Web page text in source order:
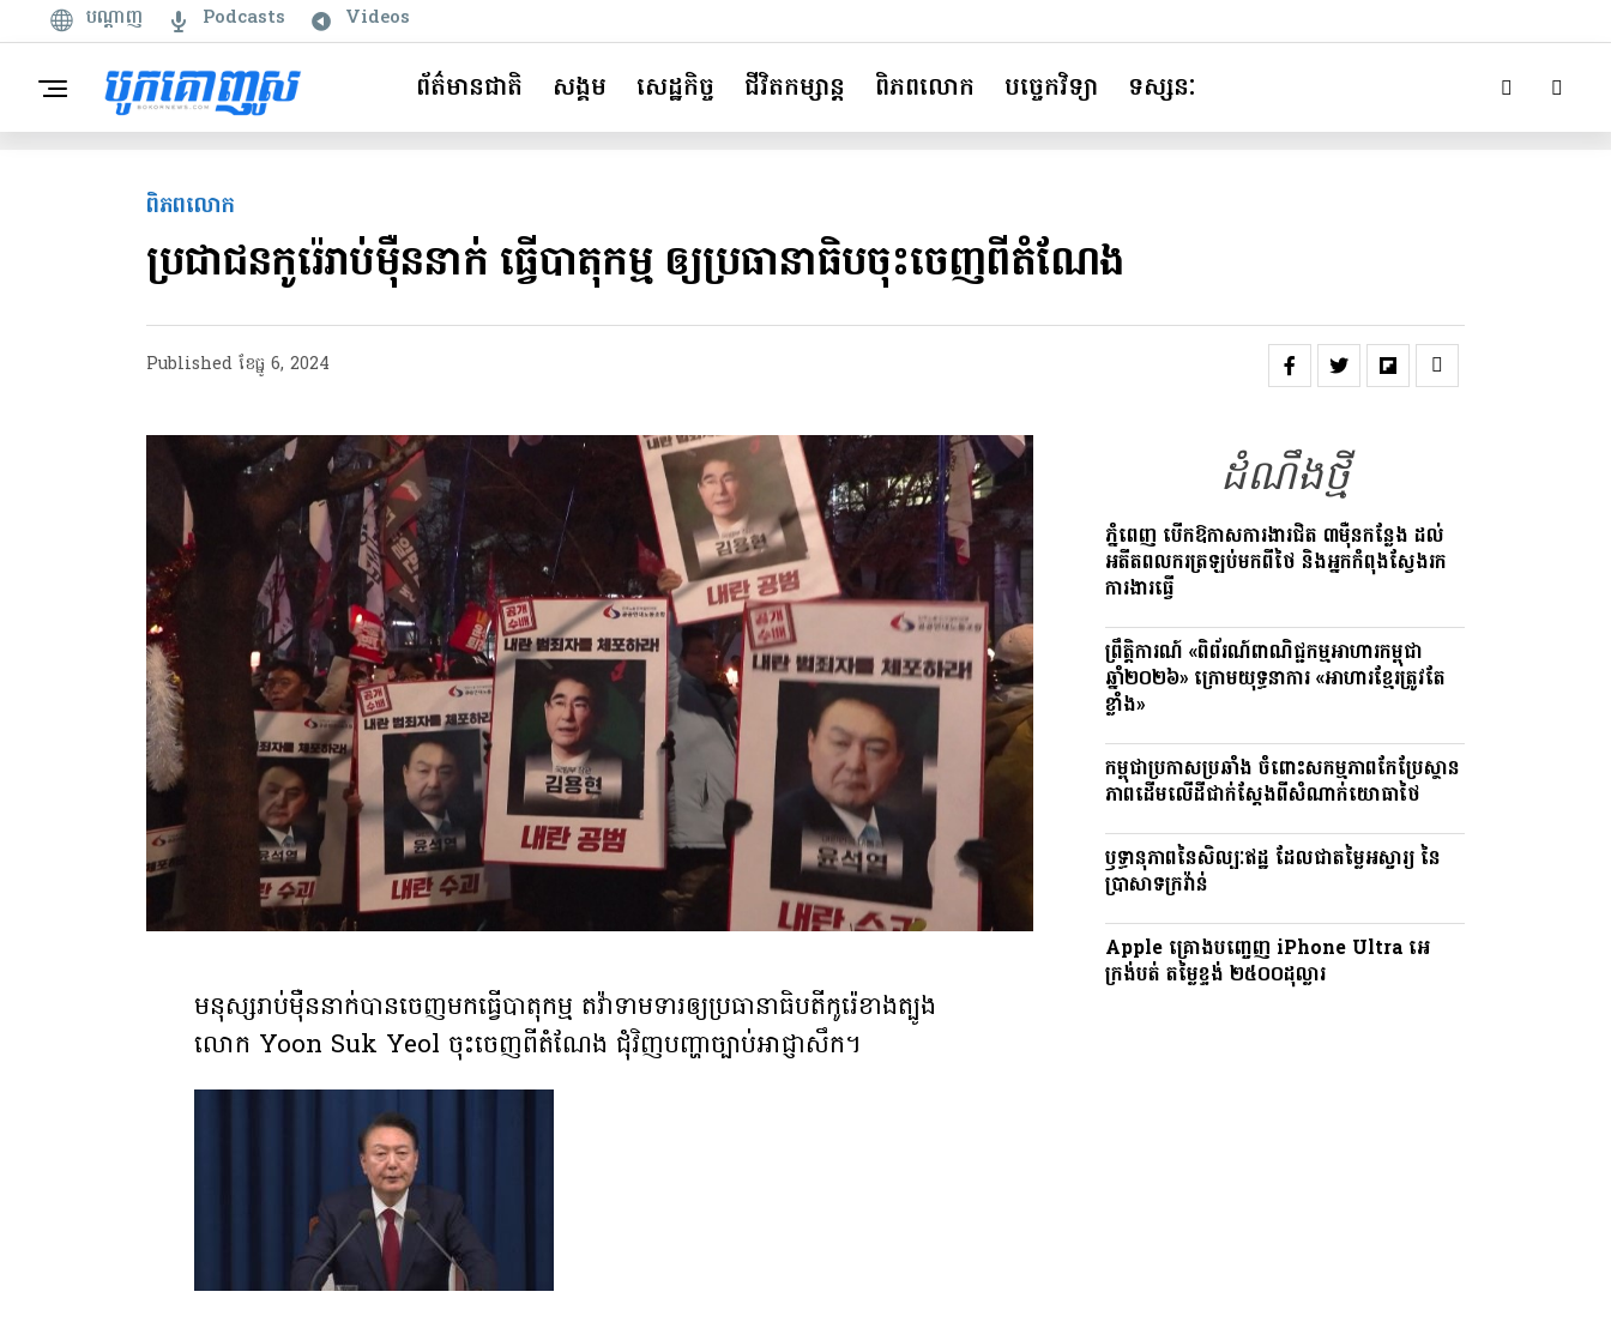
បណ្តាញ Podcasts Videos
ព័ត៌មានជាតិ សង្គម សេដ្ឋកិច្ច ជីវិតកម្សាន្ត ពិភពលោក បច្ចេកវិទ្យា ទស្សនៈ
ពិភពលោក
ប្រជាជនកូរ៉េរាប់ម៉ឺននាក់ ធ្វើបាតុកម្ម ឲ្យប្រធានាធិបចុះចេញពីតំណែង
Published ខែ​ធ្នូ 6, 2024
មនុស្សរាប់ម៉ឺននាក់បានចេញមកធ្វើបាតុកម្ម តវ៉ាទាមទារឲ្យប្រធានាធិបតីកូរ៉េខាងត្បូង
លោក Yoon Suk Yeol ចុះចេញពីតំណែង ជុំវិញបញ្ហាច្បាប់អាជ្ញាសឹក។
ដំណឹងថ្មី
ភ្នំពេញ បើកឱកាសការងារជិត ៣ម៉ឺនកន្លែង ដល់
អតីតពលករត្រឡប់មកពីថៃ និងអ្នកកំពុងស្វែងរក
ការងារធ្វើ
ព្រឹត្តិការណ៍ «ពិព័រណ៍ពាណិជ្ជកម្មអាហារកម្ពុជា
ឆ្នាំ២០២៦» ក្រោមយុទ្ធនាការ «អាហារខ្មែរត្រូវតែ
ខ្លាំង»
កម្ពុជាប្រកាសប្រឆាំង ចំពោះសកម្មភាពកែប្រែស្ថាន
ភាពដើមលើដីជាក់ស្តែងពីសំណាក់យោធាថៃ
ឫទ្ធានុភាពនៃសិល្បៈឥដ្ឋ ដែលជាតម្លៃអស្ចារ្យ នៃ
ប្រាសាទក្រវ៉ាន់
Apple គ្រោងបញ្ចេញ iPhone Ultra អេ
ក្រង់បត់ តម្លៃខ្ទង់ ២៥០០ដុល្លារ